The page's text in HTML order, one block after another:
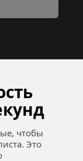
чтобы
Это